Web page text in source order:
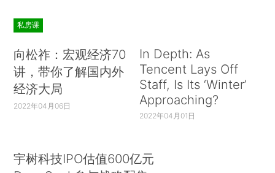
私房课
向松祚：宏观经济70
讲，带你了解国内外
经济大局
2022年04月06日
In Depth: As
Tencent Lays Off
Staff, Is Its ‘Winter’
Approaching?
2022年04月01日
宇树科技IPO估值600亿元